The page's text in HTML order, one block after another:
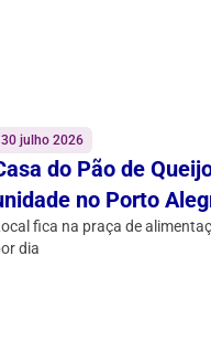
30 julho 2026
do Pão de
no Porto
fica na praça de
dia